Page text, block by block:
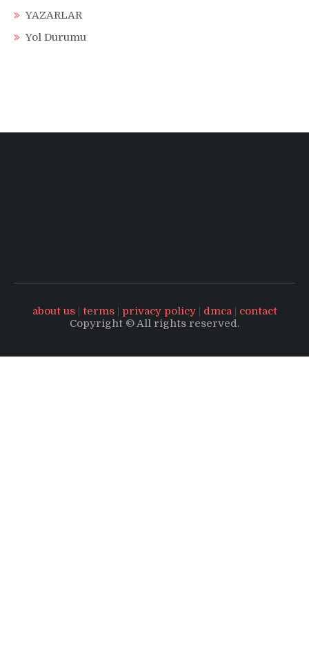
YAZARLAR
Yol Durumu
about us| terms| privacy policy| dmca| contact
Copyright © All rights reserved.